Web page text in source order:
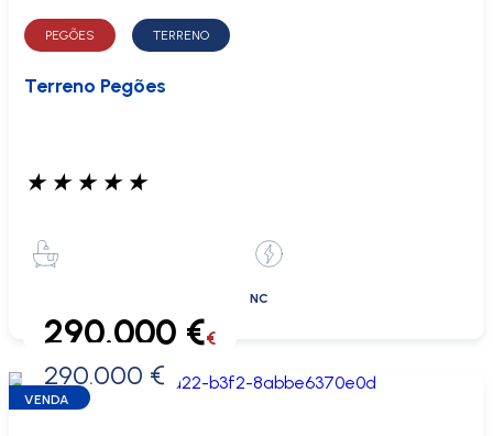
PEGÕES TERRENO
Terreno Pegões
★ ★ ★ ★ ★
NC
0 €
290.000 €€
290.000 €
VENDA